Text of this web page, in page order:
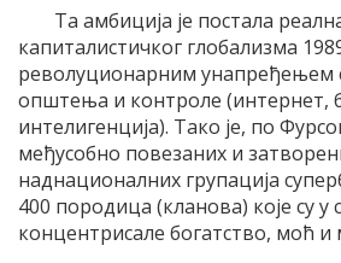
Та амбиција је постала
капиталистичког глобализма
револуционарним унапређењем
општења и контроле (интернет,
интелигенција). Тако је, по
међусобно повезаних и
наднационалних групација
400 породица (кланова) које су у
концентрисале богатство, моћ и